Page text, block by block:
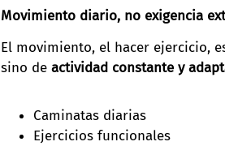
Movimiento diario, no exigencia
El movimiento, el hacer ejercicio,
sino de actividad constante y
Caminatas diarias
Ejercicios funcionales